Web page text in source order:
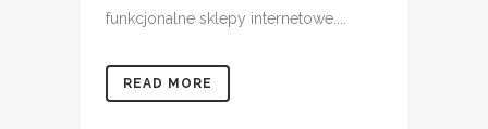
funkcjonalne sklepy internetowe....
READ MORE